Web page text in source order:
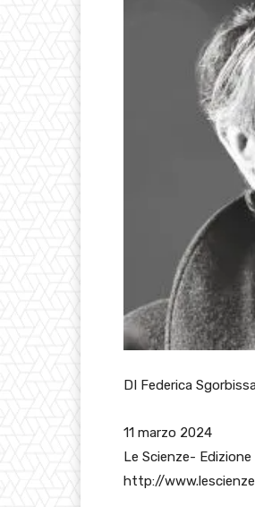
DI Federica
11 marzo 2024
Le Scienze-
http://